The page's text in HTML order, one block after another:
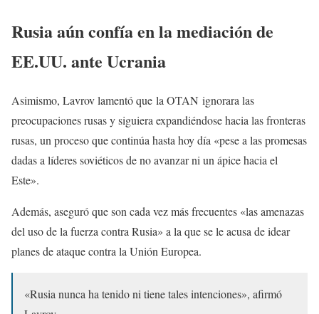
Rusia aún confía en la mediación de
EE.UU. ante Ucrania
Asimismo, Lavrov lamentó que la OTAN ignorara las
preocupaciones rusas y siguiera expandiéndose hacia las fronteras
rusas, un proceso que continúa hasta hoy día «pese a las promesas
dadas a líderes soviéticos de no avanzar ni un ápice hacia el
Este».
Además, aseguró que son cada vez más frecuentes «las amenazas
del uso de la fuerza contra Rusia» a la que se le acusa de idear
planes de ataque contra la Unión Europea.
«Rusia nunca ha tenido ni tiene tales intenciones», afirmó